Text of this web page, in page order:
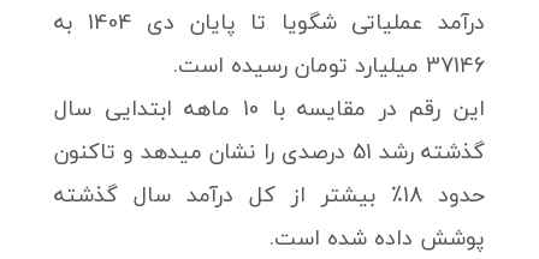
درآمد عملیاتی شگویا تا پایان دی 1404 به
37146 میلیارد تومان رسیده است.
این رقم در مقایسه با 10 ماهه ابتدایی سال
گذشته رشد 51 درصدی را نشان میدهد و تاکنون
حدود 18٪ بیشتر از کل درآمد سال گذشته
پوشش داده شده است.